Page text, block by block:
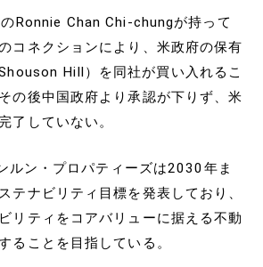
Ronnie Chan Chi-chungが持って
コネクションにより、米政府の保有
Hill）を同社が買い入れるこ
の後中国政府より承認が下りず、米
了していない。
ルン・プロパティーズは2030年ま
テナビリティ目標を発表しており、
リティをコアバリューに据える不動
ることを目指している。